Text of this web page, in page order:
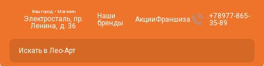
Ваш город • Магазин
Электросталь, пр.
Ленина, д. 36
Наши
бренды
АкцииФраншиза
+78977-865-
35-89